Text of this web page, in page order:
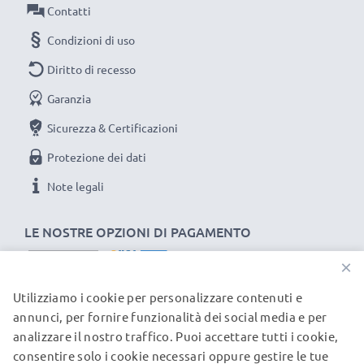
Qualità superiore & alti standard di sicurezza
Specialisti dal 2004, le nostre batterie di ricambio per
durante l’intera produzione, rispettando tutti i più alti
standard vigenti nell’Unione Europea. Per questo
siamo orgogliosi di fornirti una garanzia di ben 3 anni.
La scelta ecosostenibile che ti fa anche risparmiare
Sostituisci la batteria, non il portatile! È la scelta più
intelligente e più ecosostenibile che tu possa fare,
Scegli CELLONIC, scegli la lunga durata, non fare
LE NOSTRE OPZIONI DI PAGAMENTO
Contatti
Condizioni di uso
Diritto di recesso
Garanzia
Sicurezza & Certificazioni
Protezione dei dati
Note legali
I NOSTRI PARTNER DI SPEDIZIONE
© subtel.ch 2026
×
Utilizziamo i cookie per personalizzare contenuti e
annunci, per fornire funzionalità dei social media e per
analizzare il nostro traffico. Puoi accettare tutti i cookie,
consentire solo i cookie necessari oppure gestire le tue